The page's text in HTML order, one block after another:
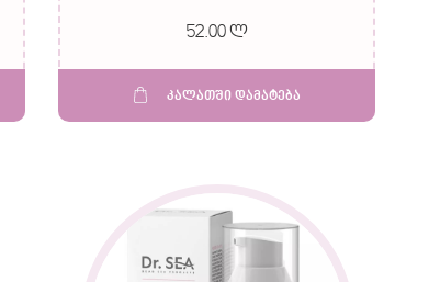
52.00 ლ
კალათში დამატება